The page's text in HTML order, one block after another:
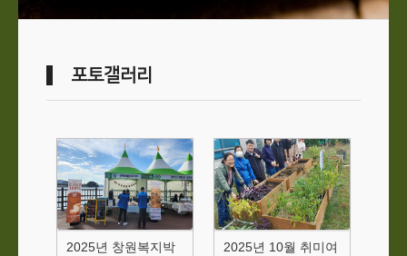
포토갤러리
2025년 창원복지박
2025년 10월 취미여